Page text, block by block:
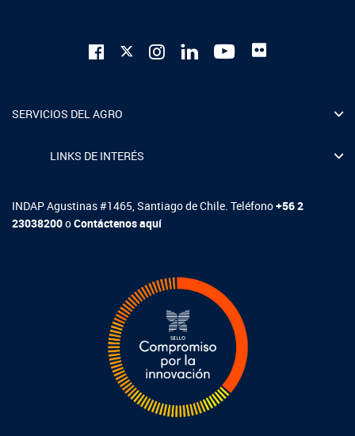
SERVICIOS DEL AGRO
LINKS DE INTERÉS
INDAP Agustinas #1465, Santiago de Chile. Teléfono+56 2
23038200oContáctenos aquí